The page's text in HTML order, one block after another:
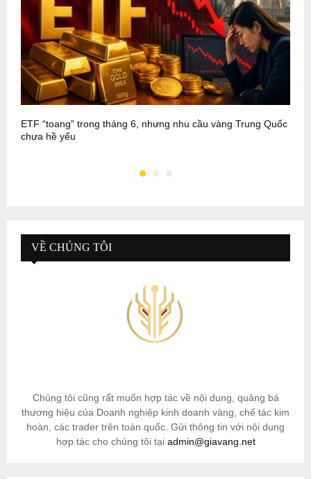
ETF “toang” trong tháng 6, nhưng nhu cầu vàng Trung Quốc
chưa hề yếu
VỀ CHÚNG TÔI
Chúng tôi cũng rất muốn hợp tác về nội dung, quảng bá
thương hiệu của Doanh nghiệp kinh doanh vàng, chế tác kim
hoàn, các trader trên toàn quốc. Gửi thông tin với nội dung
hợp tác cho chúng tôi tại admin@giavang.net